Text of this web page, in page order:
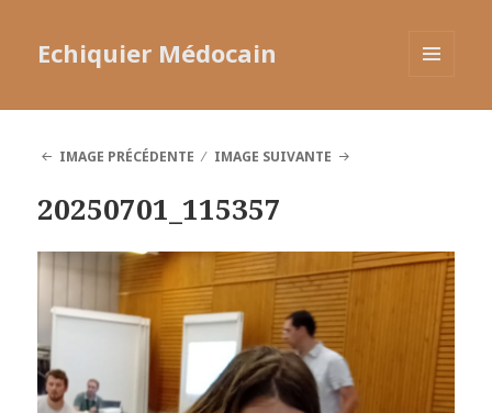
Echiquier Médocain
IMAGE PRÉCÉDENTE
IMAGE SUIVANTE
20250701_115357